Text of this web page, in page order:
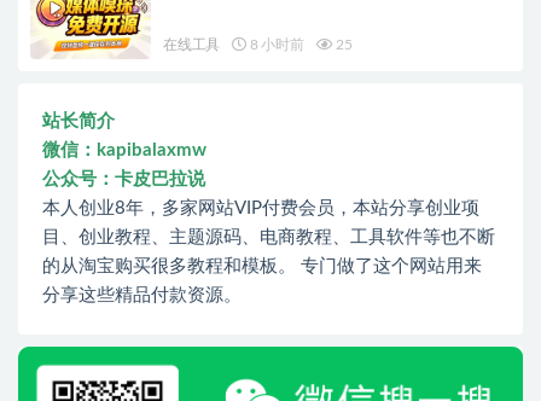
在线工具 8 小时前 25
站长简介
微信：kapibalaxmw
公众号：卡皮巴拉说
本人创业8年，多家网站VIP付费会员，本站分享创业项
目、创业教程、主题源码、电商教程、工具软件等也不断
的从淘宝购买很多教程和模板。 专门做了这个网站用来
分享这些精品付款资源。